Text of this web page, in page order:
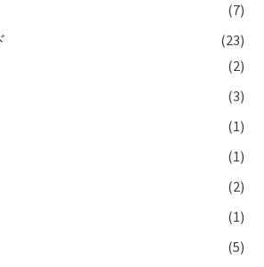
(7)
(23)
(2)
(3)
(1)
(1)
(2)
(1)
(5)